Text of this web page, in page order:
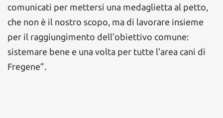
comunicati per mettersi una medaglietta al petto,
che non è il nostro scopo, ma di lavorare insieme
per il raggiungimento dell’obiettivo comune:
sistemare bene e una volta per tutte l’area cani di
Fregene”.